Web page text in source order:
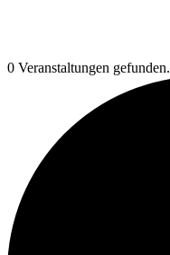
0 Veranstaltungen gefunden.